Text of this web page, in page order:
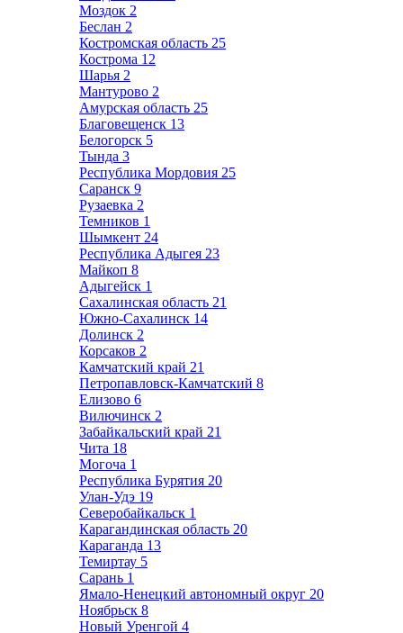
Моздок 2
Беслан 2
Костромская область 25
Кострома 12
Шарья 2
Мантурово 2
Амурская область 25
Благовещенск 13
Белогорск 5
Тында 3
Республика Мордовия 25
Саранск 9
Рузаевка 2
Темников 1
Шымкент 24
Республика Адыгея 23
Майкоп 8
Адыгейск 1
Сахалинская область 21
Южно-Сахалинск 14
Долинск 2
Корсаков 2
Камчатский край 21
Петропавловск-Камчатский 8
Елизово 6
Вилючинск 2
Забайкальский край 21
Чита 18
Могоча 1
Республика Бурятия 20
Улан-Удэ 19
Северобайкальск 1
Карагандинская область 20
Караганда 13
Темиртау 5
Сарань 1
Ямало-Ненецкий автономный округ 20
Ноябрьск 8
Новый Уренгой 4